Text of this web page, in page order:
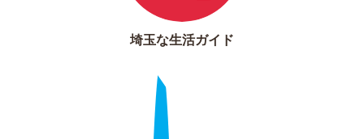
埼玉な生活ガイド